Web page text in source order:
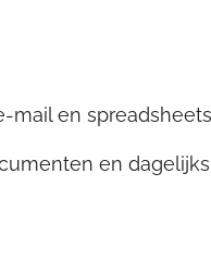
mail en spreadsheets
en